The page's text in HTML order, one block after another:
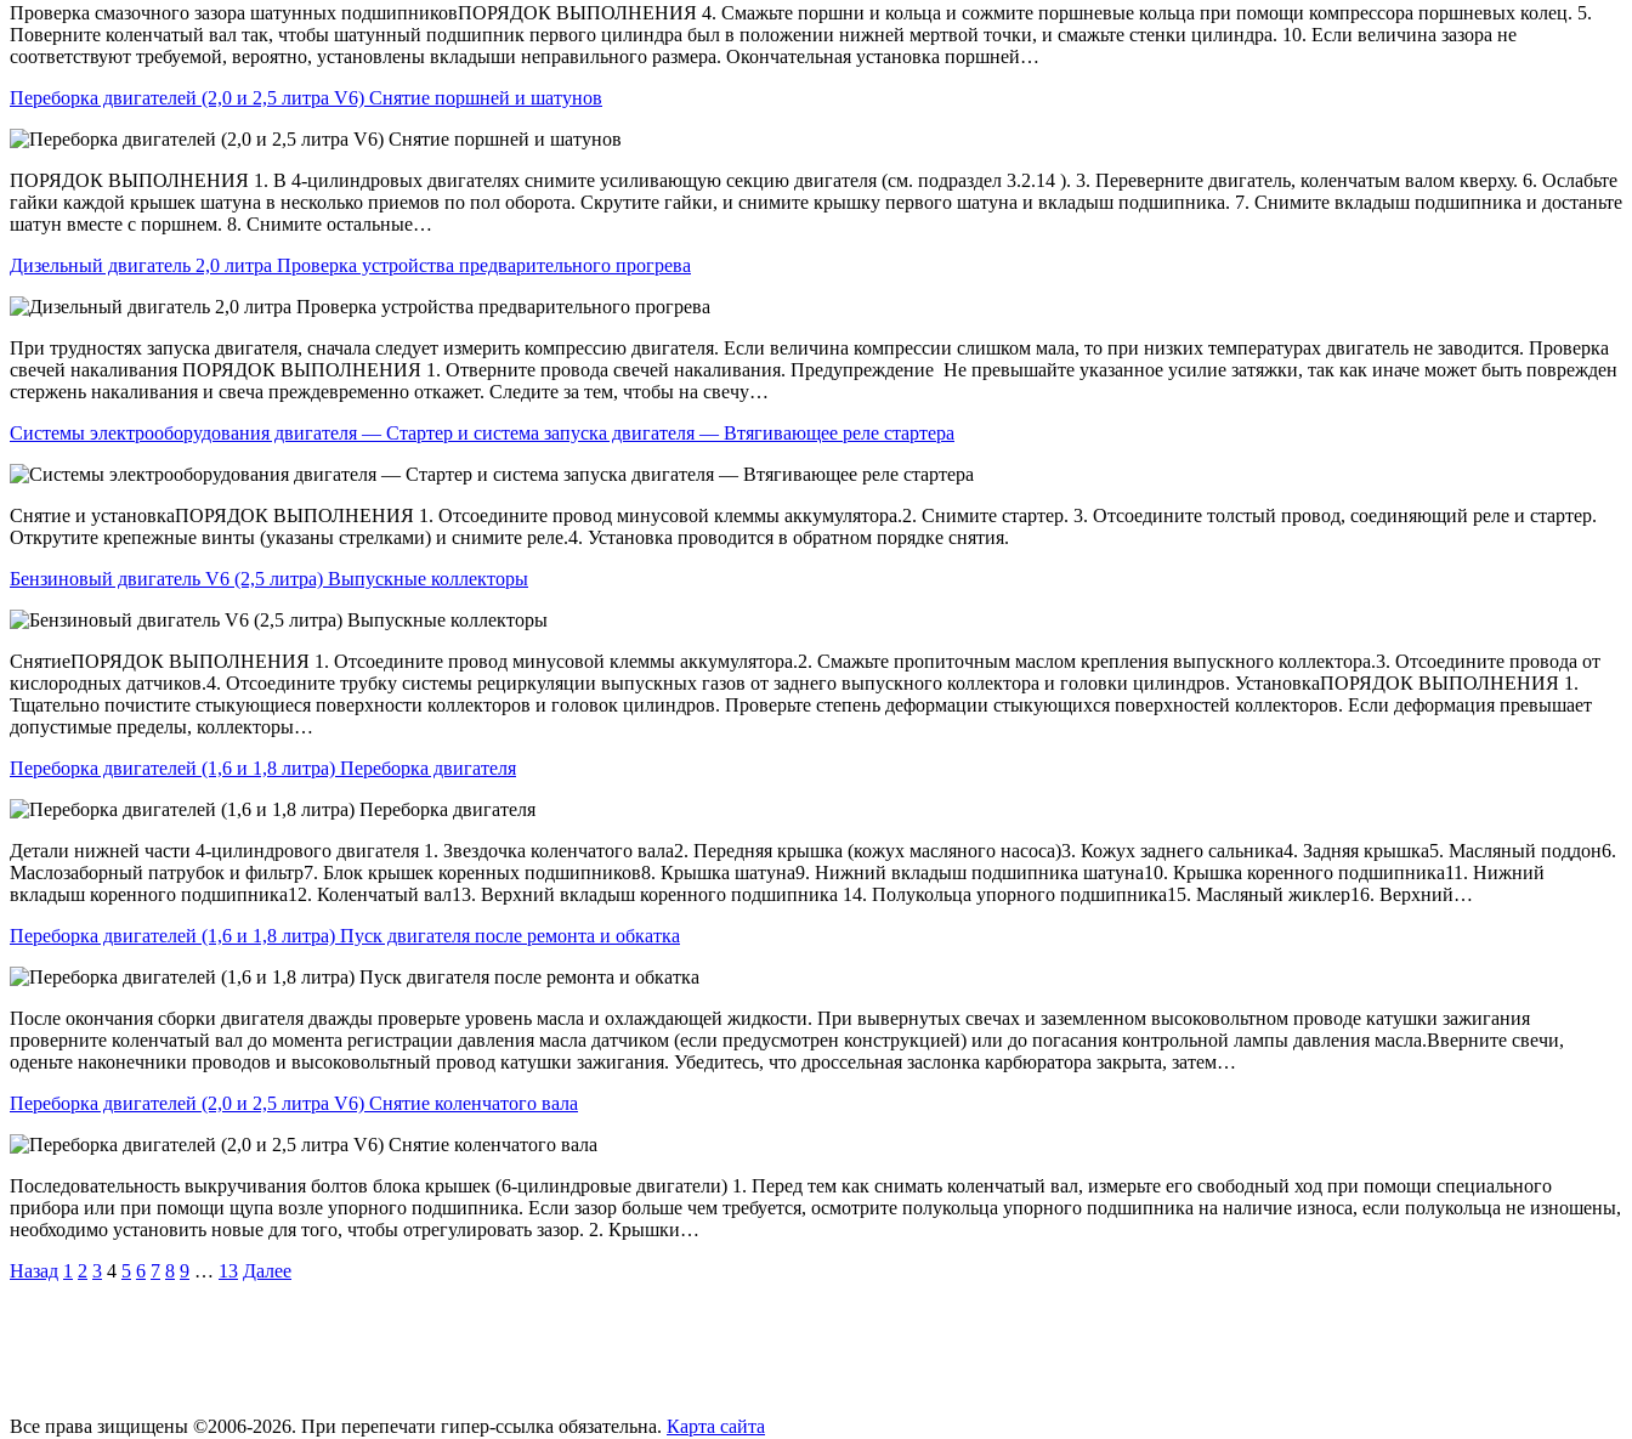
Проверка смазочного зазора шатунных подшипниковПОРЯДОК ВЫПОЛНЕНИЯ 4. Смажьте поршни и кольца и сожмите поршневые кольца при помощи компрессора поршневых колец. 5.
Поверните коленчатый вал так, чтобы шатунный подшипник первого цилиндра был в положении нижней мертвой точки, и смажьте стенки цилиндра. 10. Если величина зазора не
соответствуют требуемой, вероятно, установлены вкладыши неправильного размера. Окончательная установка поршней…
Переборка двигателей (2,0 и 2,5 литра V6) Снятие поршней и шатунов
ПОРЯДОК ВЫПОЛНЕНИЯ 1. В 4-цилиндровых двигателях снимите усиливающую секцию двигателя (cм. подраздел 3.2.14 ). 3. Переверните двигатель, коленчатым валом кверху. 6. Ослабьте
гайки каждой крышек шатуна в несколько приемов по пол оборота. Скрутите гайки, и снимите крышку первого шатуна и вкладыш подшипника. 7. Снимите вкладыш подшипника и достаньте
шатун вместе с поршнем. 8. Снимите остальные…
Дизельный двигатель 2,0 литра Проверка устройства предварительного прогрева
При трудностях запуска двигателя, сначала следует измерить компрессию двигателя. Если величина компрессии слишком мала, то при низких температурах двигатель не заводится. Проверка
свечей накаливания ПОРЯДОК ВЫПОЛНЕНИЯ 1. Отверните провода свечей накаливания. Предупреждение Не превышайте указанное усилие затяжки, так как иначе может быть поврежден
стержень накаливания и свеча преждевременно откажет. Следите за тем, чтобы на свечу…
Системы электрооборудования двигателя — Стартер и система запуска двигателя — Втягивающее реле стартера
Снятие и установкаПОРЯДОК ВЫПОЛНЕНИЯ 1. Отсоедините провод минусовой клеммы аккумулятора.2. Снимите стартер. 3. Отсоедините толстый провод, соединяющий реле и стартер.
Открутите крепежные винты (указаны стрелками) и снимите реле.4. Установка проводится в обратном порядке снятия.
Бензиновый двигатель V6 (2,5 литра) Выпускные коллекторы
СнятиеПОРЯДОК ВЫПОЛНЕНИЯ 1. Отсоедините провод минусовой клеммы аккумулятора.2. Смажьте пропиточным маслом крепления выпускного коллектора.3. Отсоедините провода от
кислородных датчиков.4. Отсоедините трубку системы рециркуляции выпускных газов от заднего выпускного коллектора и головки цилиндров. УстановкаПОРЯДОК ВЫПОЛНЕНИЯ 1.
Тщательно почистите стыкующиеся поверхности коллекторов и головок цилиндров. Проверьте степень деформации стыкующихся поверхностей коллекторов. Если деформация превышает
допустимые пределы, коллекторы…
Переборка двигателей (1,6 и 1,8 литра) Переборка двигателя
Детали нижней части 4-цилиндрового двигателя 1. Звездочка коленчатого вала2. Передняя крышка (кожух масляного насоса)3. Кожух заднего сальника4. Задняя крышка5. Масляный поддон6.
Маслозаборный патрубок и фильтр7. Блок крышек коренных подшипников8. Крышка шатуна9. Нижний вкладыш подшипника шатуна10. Крышка коренного подшипника11. Нижний
вкладыш коренного подшипника12. Коленчатый вал13. Верхний вкладыш коренного подшипника 14. Полукольца упорного подшипника15. Масляный жиклер16. Верхний…
Переборка двигателей (1,6 и 1,8 литра) Пуск двигателя после ремонта и обкатка
После окончания сборки двигателя дважды проверьте уровень масла и охлаждающей жидкости. При вывернутых свечах и заземленном высоковольтном проводе катушки зажигания
проверните коленчатый вал до момента регистрации давления масла датчиком (если предусмотрен конструкцией) или до погасания контрольной лампы давления масла.Вверните свечи,
оденьте наконечники проводов и высоковольтный провод катушки зажигания. Убедитесь, что дроссельная заслонка карбюратора закрыта, затем…
Переборка двигателей (2,0 и 2,5 литра V6) Снятие коленчатого вала
Последовательность выкручивания болтов блока крышек (6-цилиндровые двигатели) 1. Перед тем как снимать коленчатый вал, измерьте его свободный ход при помощи специального
прибора или при помощи щупа возле упорного подшипника. Если зазор больше чем требуется, осмотрите полукольца упорного подшипника на наличие износа, если полукольца не изношены,
необходимо установить новые для того, чтобы отрегулировать зазор. 2. Крышки…
Назад 1 2 3 4 5 6 7 8 9 … 13 Далее
Все права зищищены ©2006-2026. При перепечати гипер-ссылка обязательна. Карта сайта